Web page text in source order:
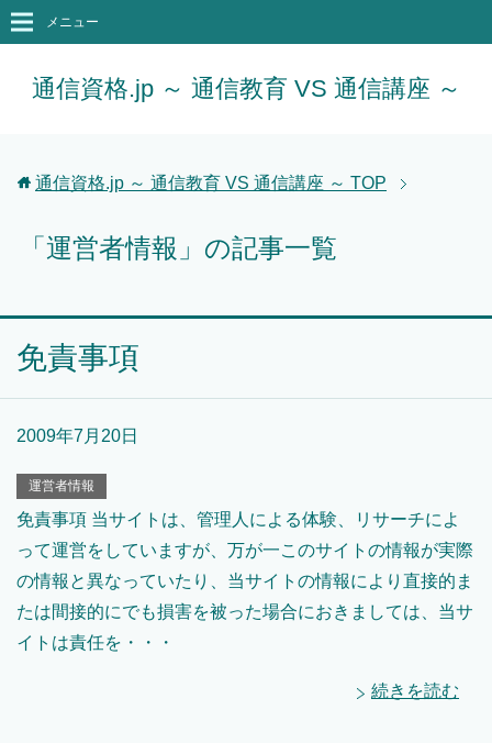
通信資格.jp ～ 通信教育 VS 通信講座 ～
メニュー
通信資格.jp ～ 通信教育 VS 通信講座 ～ TOP
「運営者情報」の記事一覧
免責事項
2009年7月20日
運営者情報
免責事項 当サイトは、管理人による体験、リサーチによ
って運営をしていますが、万が一このサイトの情報が実際
の情報と異なっていたり、当サイトの情報により直接的ま
たは間接的にでも損害を被った場合におきましては、当サ
イトは責任を・・・
続きを読む